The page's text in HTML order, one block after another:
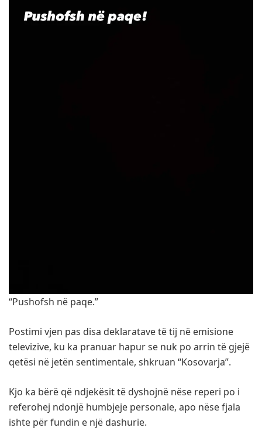
“Pushofsh në paqe.”
Postimi vjen pas disa deklaratave të tij në emisione
televizive, ku ka pranuar hapur se nuk po arrin të gjejë
qetësi në jetën sentimentale, shkruan “Kosovarja”.
Kjo ka bërë që ndjekësit të dyshojnë nëse reperi po i
referohej ndonjë humbjeje personale, apo nëse fjala
ishte për fundin e një dashurie.